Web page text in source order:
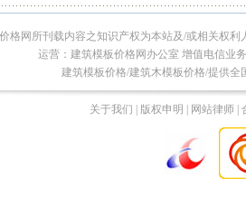
格网所刊载内容之知识产权为本站及/或相关权
运营：建筑模板价格网办公室 增值电信业
建筑模板价格/建筑木模板价格/提供
关于我们 | 版权申明 | 网站律师 |